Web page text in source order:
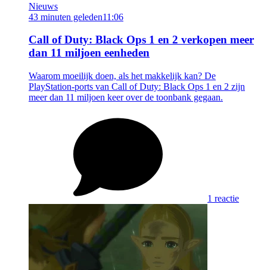
Nieuws
43 minuten geleden11:06
Call of Duty: Black Ops 1 en 2 verkopen meer
dan 11 miljoen eenheden
Waarom moeilijk doen, als het makkelijk kan? De
PlayStation-ports van Call of Duty: Black Ops 1 en 2 zijn
meer dan 11 miljoen keer over de toonbank gegaan.
1 reactie